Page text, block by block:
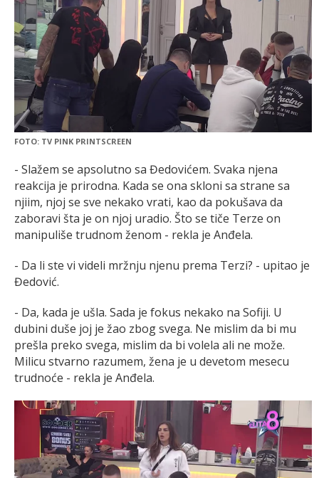
FOTO: TV PINK PRINTSCREEN
- Slažem se apsolutno sa Đedovićem. Svaka njena
reakcija je prirodna. Kada se ona skloni sa strane sa
njiim, njoj se sve nekako vrati, kao da pokušava da
zaboravi šta je on njoj uradio. Što se tiče Terze on
manipuliše trudnom ženom - rekla je Anđela.
- Da li ste vi videli mržnju njenu prema Terzi? - upitao je
Đedović.
- Da, kada je ušla. Sada je fokus nekako na Sofiji. U
dubini duše joj je žao zbog svega. Ne mislim da bi mu
prešla preko svega, mislim da bi volela ali ne može.
Milicu stvarno razumem, žena je u devetom mesecu
trudnoće - rekla je Anđela.